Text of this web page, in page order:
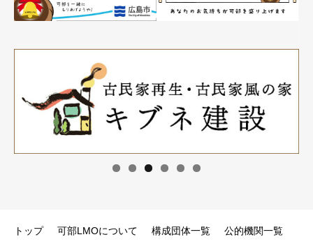
トップ 可部LMOについて 構成団体一覧 公的機関一覧